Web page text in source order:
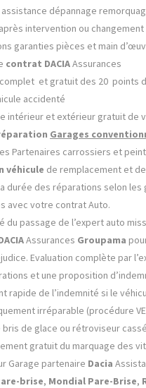
dépannage
intervention ou
garanties pièces et main
contrat DACIAAssurances
et gratuit des 20 points
accidenté
intérieur et extérieur gratuit de
Garages
Partenaires carrossiers et
véhicule de remplacement et
durée des réparations selon les
avec votre contrat Auto.
du passage de l’expert auto
Assurances Groupama
Evaluation complète par
et une proposition
rapide de l’indemnité si le
irréparable (procédure
bris de glace ou rétroviseur
gratuit du marquage des
Garage partenaire Dacia
brise, Mondial Pare-Brise,